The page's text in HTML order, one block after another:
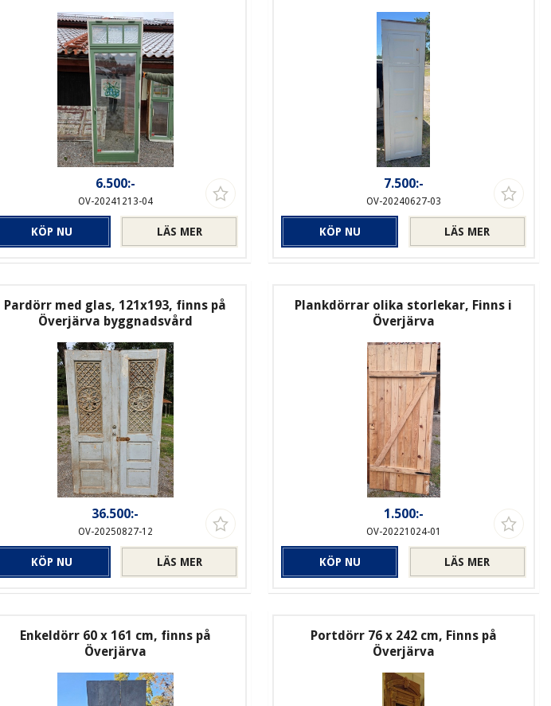
6.500:-
OV-20241213-04
LÄS MER
KÖP NU
7.500:-
OV-20240627-03
LÄS MER
KÖP NU
Pardörr med glas, 121x193, finns på
Överjärva byggnadsvård
36.500:-
OV-20250827-12
LÄS MER
KÖP NU
Plankdörrar olika storlekar, Finns i
Överjärva
1.500:-
OV-20221024-01
LÄS MER
KÖP NU
Enkeldörr 60 x 161 cm, finns på
Överjärva
Portdörr 76 x 242 cm, Finns på
Överjärva